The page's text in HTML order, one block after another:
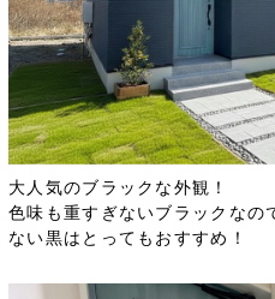
大人気のブラックな外観！
色味も重すぎないブラックなの
ない黒はとってもおすすめ！